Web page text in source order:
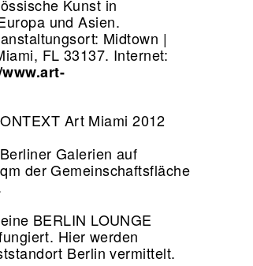
Kunst in
und Asien.
Midtown |
FL 33137. Internet:
Art Miami 2012
Galerien auf
der Gemeinschaftsfläche
BERLIN LOUNGE
Hier werden
Berlin vermittelt.